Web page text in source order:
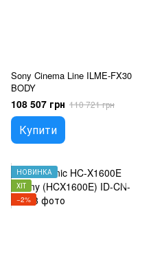
Sony Cinema Line ILME-FX30
BODY
108 507 грн 110 721 грн
Купити
НОВИНКА
ХІТ
−2%